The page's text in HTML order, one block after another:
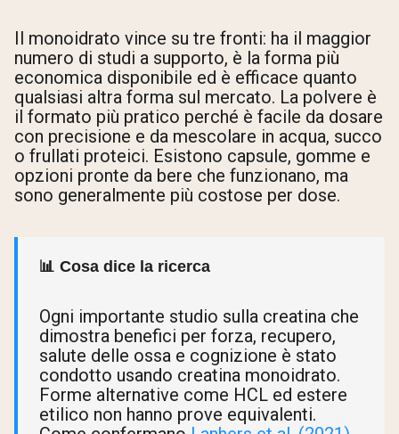
Il monoidrato vince su tre fronti: ha il maggior
numero di studi a supporto, è la forma più
economica disponibile ed è efficace quanto
qualsiasi altra forma sul mercato. La polvere è
il formato più pratico perché è facile da dosare
con precisione e da mescolare in acqua, succo
o frullati proteici. Esistono capsule, gomme e
opzioni pronte da bere che funzionano, ma
sono generalmente più costose per dose.
📊 Cosa dice la ricerca
Ogni importante studio sulla creatina che
dimostra benefici per forza, recupero,
salute delle ossa e cognizione è stato
condotto usando creatina monoidrato.
Forme alternative come HCL ed estere
etilico non hanno prove equivalenti.